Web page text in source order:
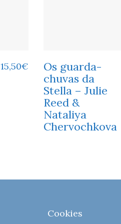
15,50€
Os guarda-
chuvas da
Stella – Julie
Reed &
Nataliya
Chervochkova
Cookies